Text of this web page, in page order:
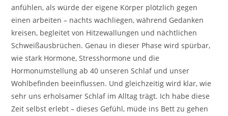
anfühlen, als würde der eigene Körper plötzlich gegen
einen arbeiten – nachts wachliegen, während Gedanken
kreisen, begleitet von Hitzewallungen und nächtlichen
Schweißausbrüchen. Genau in dieser Phase wird spürbar,
wie stark Hormone, Stresshormone und die
Hormonumstellung ab 40 unseren Schlaf und unser
Wohlbefinden beeinflussen. Und gleichzeitig wird klar, wie
sehr uns erholsamer Schlaf im Alltag trägt. Ich habe diese
Zeit selbst erlebt – dieses Gefühl, müde ins Bett zu gehen